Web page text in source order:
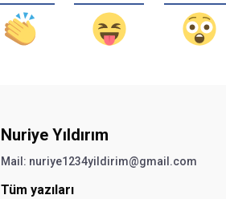
Nuriye Yıldırım
Mail: nuriye1234yildirim@gmail.com
Tüm yazıları